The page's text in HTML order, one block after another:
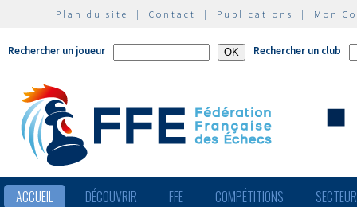
Plan du site | Contact | Publications | Mon
Rechercher un joueur Rechercher un club
ACCUEIL DÉCOUVRIR FFE COMPÉTITIONS